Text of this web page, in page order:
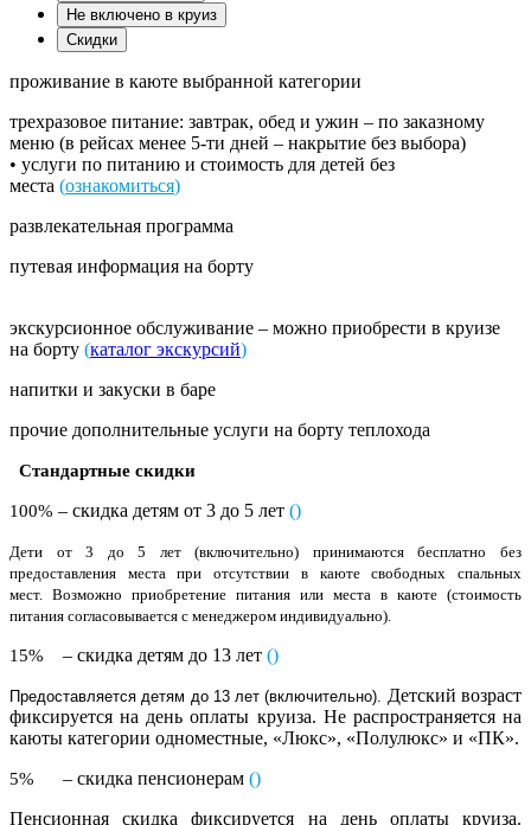
Не включено в круиз
Скидки
проживание в каюте выбранной категории
трехразовое питание: завтрак, обед и ужин – по заказному
меню (в рейсах менее 5-ти дней – накрытие без выбора)
• услуги по питанию и стоимость для детей без
места (ознакомиться)
развлекательная программа
путевая информация на борту
экскурсионное обслуживание – можно приобрести в круизе
на борту (каталог экскурсий)
напитки и закуски в баре
прочие дополнительные услуги на борту теплохода
Стандартные скидки
100% – скидка детям от 3 до 5 лет ()
Дети от 3 до 5 лет (включительно) принимаются бесплатно без
предоставления места при отсутствии в каюте свободных спальных
мест. Возможно приобретение питания или места в каюте (стоимость
питания согласовывается с менеджером индивидуально).
15% – скидка детям до 13 лет ()
Предоставляется детям до 13 лет (включительно). Детский возраст
фиксируется на день оплаты круиза. Не распространяется на
каюты категории одноместные, «Люкс», «Полулюкс» и «ПК».
5% – скидка пенсионерам ()
Пенсионная скидка фиксируется на день оплаты круиза.